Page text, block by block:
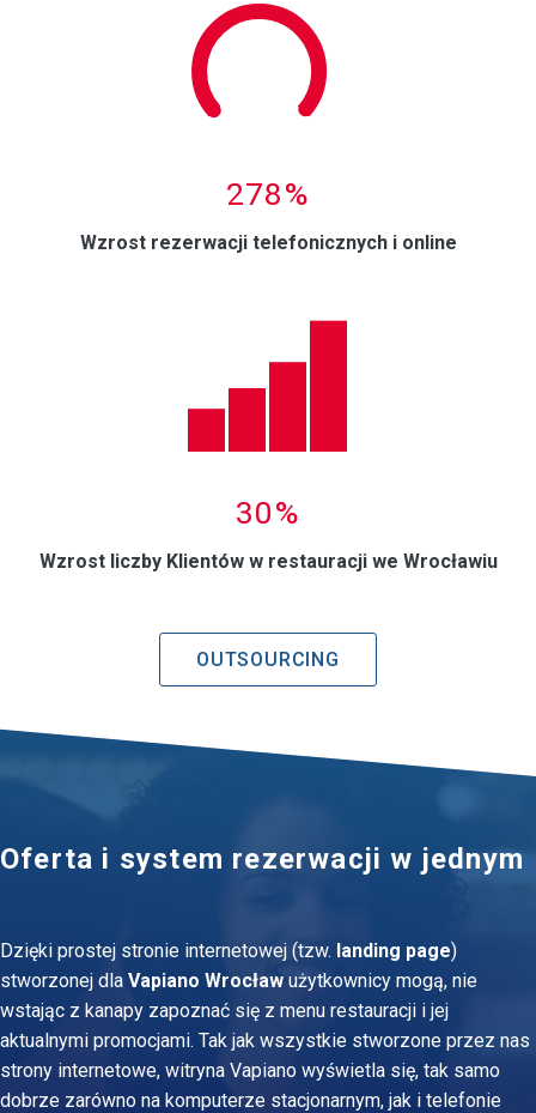
278%
Wzrost rezerwacji telefonicznych i online
30%
Wzrost liczby Klientów w restauracji we Wrocławiu
OUTSOURCING
Oferta i system rezerwacji w jednym
Dzięki prostej stronie internetowej (tzw. landing page)
stworzonej dla Vapiano Wrocław użytkownicy mogą, nie
wstając z kanapy zapoznać się z menu restauracji i jej
aktualnymi promocjami. Tak jak wszystkie stworzone przez nas
strony internetowe, witryna Vapiano wyświetla się, tak samo
dobrze zarówno na komputerze stacjonarnym, jak i telefonie